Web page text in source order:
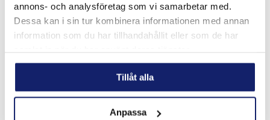
annons- och analysföretag som vi samarbetar med.
Dessa kan i sin tur kombinera informationen med annan
information som du har tillhandahållit eller som de har
Tillåt alla
Anpassa